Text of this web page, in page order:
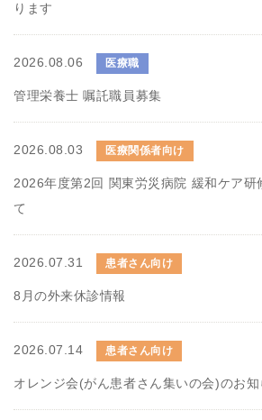
ります
2026.08.06 医療職
管理栄養士 嘱託職員募集
2026.08.03 医療関係者向け
2026年度第2回 関東労災病院 緩和ケア研
て
2026.07.31 患者さん向け
8月の外来休診情報
2026.07.14 患者さん向け
オレンジ会(がん患者さん集いの会)のお知